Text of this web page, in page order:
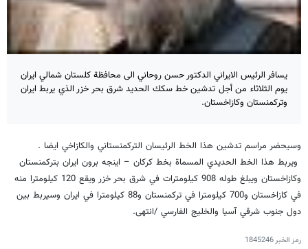
يسافر الرئيس الايراني الدكتور حسن روحاني الى محافظة كلستان شمالي ايران
يوم الثلاثاء من أجل تدشين خط سكك الحديد شرق بحر خزر الذي يربط ايران
وتركمنستان وكازاخستان.
وسيحضر مراسم تدشين هذا الخط الرئيسان التركمنستاني والكازاخي ايضا .
ويربط هذا الخط الحديدي المسماة بخط كركان – اينجه برون ايران بتركمنستان
وكازاخستان ويبلغ طوله 908 كيلومترات في شرق بحر خزر ويقع 120 كيلومترا منه
في كازاخستان و700 كيلومترا في تركمنستان و88 كيلومترا في ايران وسيربط بين
دول جنوب شرقي آسيا والخليج الفارسي /انتهى.
رمز الخبر1845246